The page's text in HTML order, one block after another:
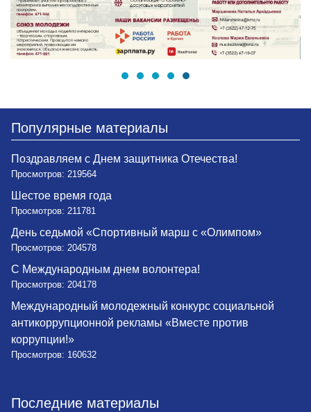
Популярные материалы
Поздравляем с Днем защитника Отечества!
Просмотров: 219564
Шестое время года
Просмотров: 211781
День седьмой «Спортивный марш с «Олимпом»
Просмотров: 204578
С Международным днем волонтера!
Просмотров: 204178
Международный молодежный конкурс социальной
антикоррупционной рекламы «Вместе против
коррупции!»
Просмотров: 160632
Последние материалы